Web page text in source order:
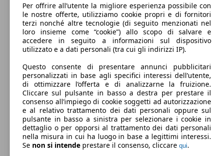
Benzina
Carburante
140 g/km
Emissioni di CO2 (combinato)*
Per offrire all’utente la migliore esperienza possibile con
le nostre offerte, utilizziamo cookie propri e di fornitori
terzi nonché altre tecnologie (di seguito menzionati nel
loro insieme come “cookie”) allo scopo di salvare e
accedere in seguito a informazioni sul dispositivo
utilizzato e a dati personali (tra cui gli indirizzi IP).
Questo consente di presentare annunci pubblicitari
personalizzati in base agli specifici interessi dell’utente,
di ottimizzare l’offerta e di analizzarne la fruizione.
Cliccare sul pulsante in basso a destra per prestare il
consenso all’impiego di cookie soggetti ad autorizzazione
e al relativo trattamento dei dati personali oppure sul
pulsante in basso a sinistra per selezionare i cookie in
dettaglio o per opporsi al trattamento dei dati personali
nella misura in cui ha luogo in base a legittimi interessi.
Se non si intende prestare il consenso, cliccare qui.